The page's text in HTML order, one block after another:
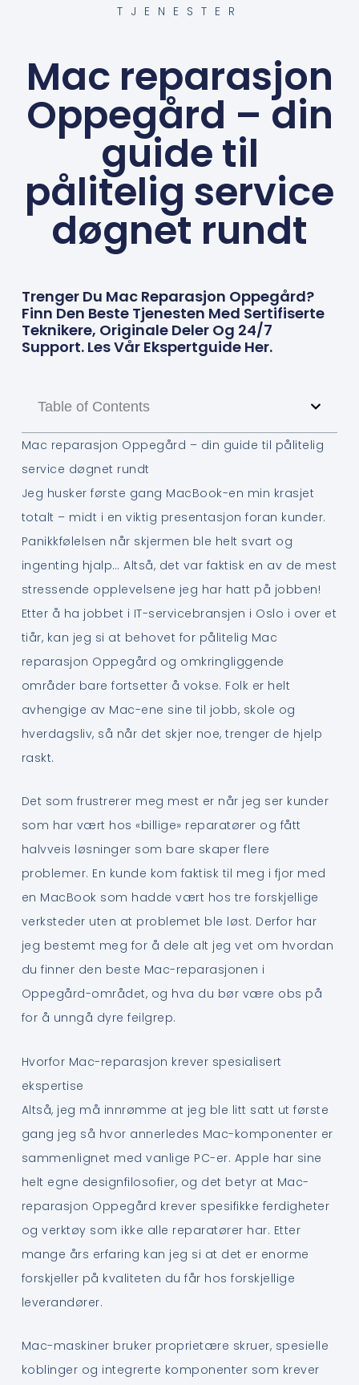
TJENESTER
Mac reparasjon
Oppegård – din
guide til
pålitelig service
døgnet rundt
Trenger Du Mac Reparasjon Oppegård?
Finn Den Beste Tjenesten Med Sertifiserte
Teknikere, Originale Deler Og 24/7
Support. Les Vår Ekspertguide Her.
Table of Contents
Mac reparasjon Oppegård – din guide til pålitelig
service døgnet rundt
Jeg husker første gang MacBook-en min krasjet
totalt – midt i en viktig presentasjon foran kunder.
Panikkfølelsen når skjermen ble helt svart og
ingenting hjalp… Altså, det var faktisk en av de mest
stressende opplevelsene jeg har hatt på jobben!
Etter å ha jobbet i IT-servicebransjen i Oslo i over et
tiår, kan jeg si at behovet for pålitelig Mac
reparasjon Oppegård og omkringliggende
områder bare fortsetter å vokse. Folk er helt
avhengige av Mac-ene sine til jobb, skole og
hverdagsliv, så når det skjer noe, trenger de hjelp
raskt.
Det som frustrerer meg mest er når jeg ser kunder
som har vært hos «billige» reparatører og fått
halvveis løsninger som bare skaper flere
problemer. En kunde kom faktisk til meg i fjor med
en MacBook som hadde vært hos tre forskjellige
verksteder uten at problemet ble løst. Derfor har
jeg bestemt meg for å dele alt jeg vet om hvordan
du finner den beste Mac-reparasjonen i
Oppegård-området, og hva du bør være obs på
for å unngå dyre feilgrep.
Hvorfor Mac-reparasjon krever spesialisert
ekspertise
Altså, jeg må innrømme at jeg ble litt satt ut første
gang jeg så hvor annerledes Mac-komponenter er
sammenlignet med vanlige PC-er. Apple har sine
helt egne designfilosofier, og det betyr at Mac-
reparasjon Oppegård krever spesifikke ferdigheter
og verktøy som ikke alle reparatører har. Etter
mange års erfaring kan jeg si at det er enorme
forskjeller på kvaliteten du får hos forskjellige
leverandører.
Mac-maskiner bruker proprietære skruer, spesielle
koblinger og integrerte komponenter som krever